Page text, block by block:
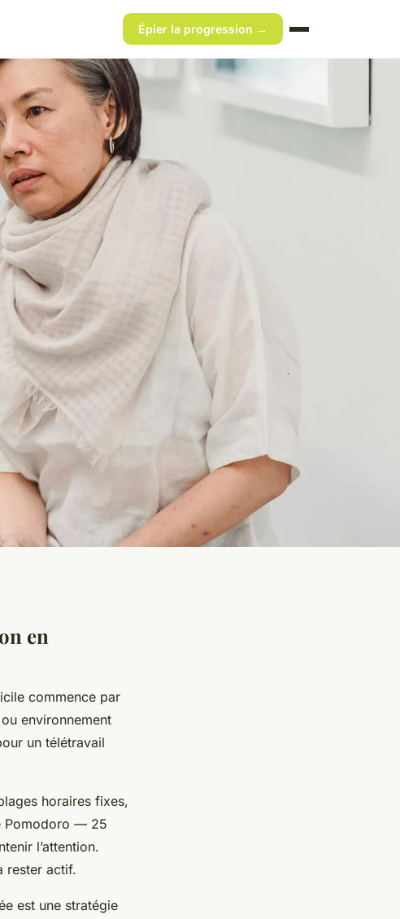
Épier la progression →
en
commence par
environnement
un télétravail
horaires fixes,
Pomodoro — 25
l’attention.
rester actif.
est une stratégie